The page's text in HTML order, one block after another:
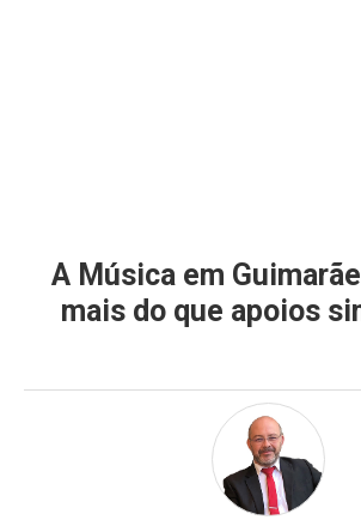
A Música em
mais do que apoios